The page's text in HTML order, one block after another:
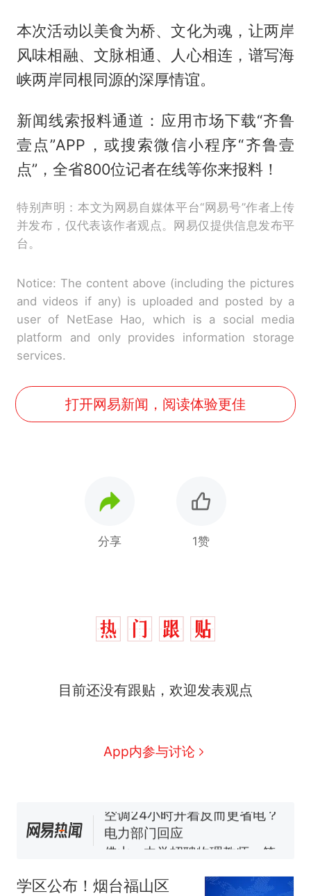
本次活动以美食为桥、文化为魂，让两岸
风味相融、文脉相通、人心相连，谱写海
峡两岸同根同源的深厚情谊。
新闻线索报料通道：应用市场下载“齐鲁
壹点”APP，或搜索微信小程序“齐鲁壹
点”，全省800位记者在线等你来报料！
特别声明：本文为网易自媒体平台“网易号”作者上传
并发布，仅代表该作者观点。网易仅提供信息发布平
台。
Notice: The content above (including the pictures
and videos if any) is uploaded and posted by a
user of NetEase Hao, which is a social media
platform and only provides information storage
services.
打开网易新闻，阅读体验更佳
分享 1赞
目前还没有跟贴，欢迎发表观点
App内参与讨论
热
十多万人报名的考试，成绩
家，刚改国名，总统就邀请中
了……
视频丨只要一枚命中就能让航
佛山一中学招聘物理教师，笔
试前13名均遭淘汰？教育局：
核查
全部作废，公平么？
学区公布！烟台福山区